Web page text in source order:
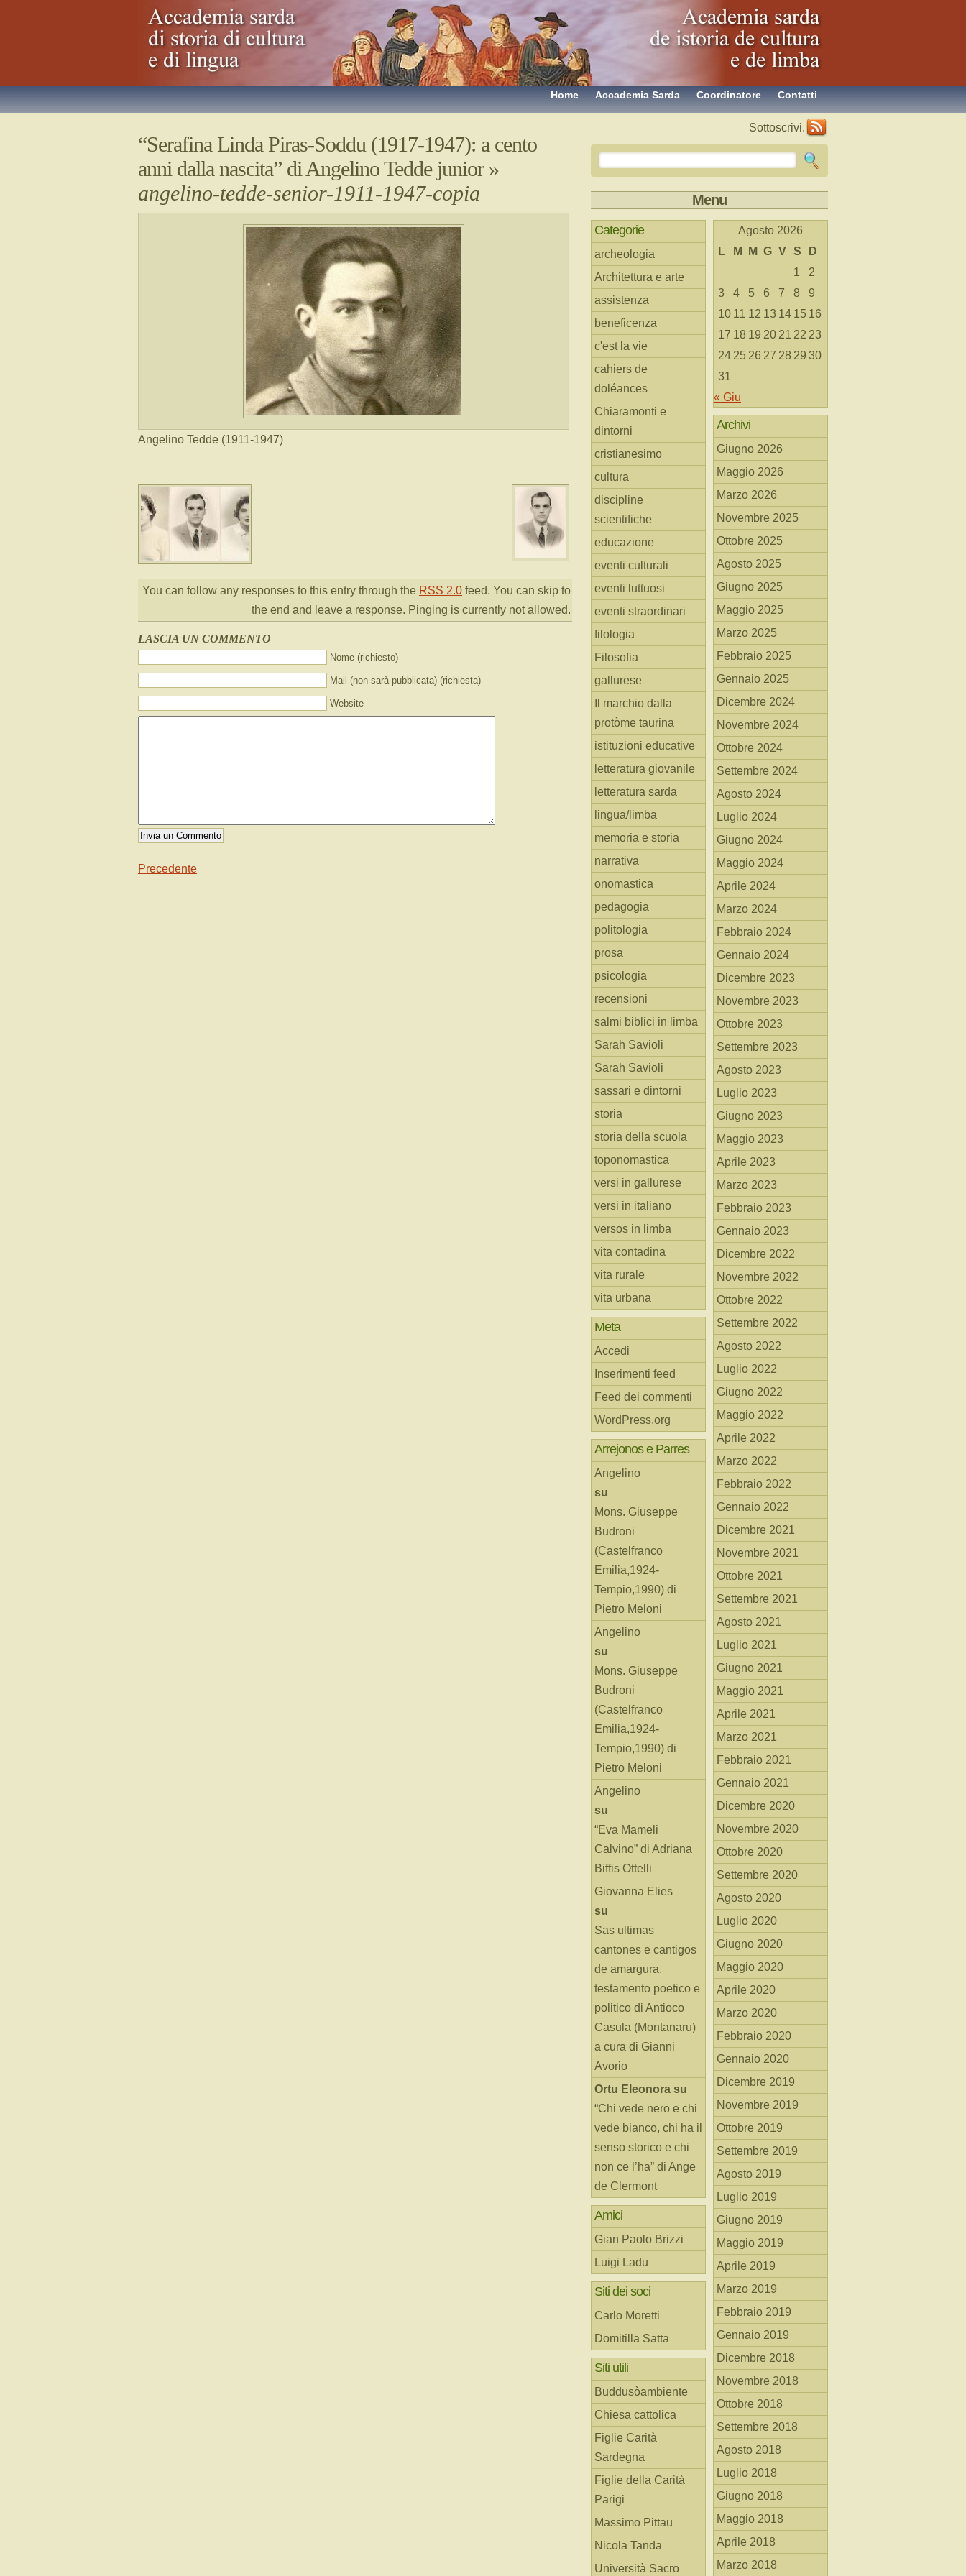
Contatti
Coordinatore
Accademia Sarda
Home
“Serafina Linda Piras-Soddu (1917-1947): a cento
anni dalla nascita” di Angelino Tedde junior»
angelino-tedde-senior-1911-1947-copia
Angelino Tedde (1911-1947)
You can follow any responses to this entry through the RSS 2.0 feed. You can skip to
the end and leave a response. Pinging is currently not allowed.
LASCIA UN COMMENTO
Nome (richiesto)
Mail (non sarà pubblicata) (richiesta)
Website
Precedente
Sottoscrivi.
Menu
Categorie
archeologia
Architettura e arte
assistenza
beneficenza
c'est la vie
cahiers de
doléances
Chiaramonti e
dintorni
cristianesimo
cultura
discipline
scientifiche
educazione
eventi culturali
eventi luttuosi
eventi straordinari
filologia
Filosofia
gallurese
Il marchio dalla
protòme taurina
istituzioni educative
letteratura giovanile
letteratura sarda
lingua/limba
memoria e storia
narrativa
onomastica
pedagogia
politologia
prosa
psicologia
recensioni
salmi biblici in limba
Sarah Savioli
Sarah Savioli
sassari e dintorni
storia
storia della scuola
toponomastica
versi in gallurese
versi in italiano
versos in limba
vita contadina
vita rurale
vita urbana
Meta
Accedi
Inserimenti feed
Feed dei commenti
WordPress.org
Arrejonos e Parres
Angelino
su
Mons. Giuseppe
Budroni
(Castelfranco
Emilia,1924-
Tempio,1990) di
Pietro Meloni
Angelino
su
Mons. Giuseppe
Budroni
(Castelfranco
Emilia,1924-
Tempio,1990) di
Pietro Meloni
Angelino
su
“Eva Mameli
Calvino” di Adriana
Biffis Ottelli
Giovanna Elies
su
Sas ultimas
cantones e cantigos
de amargura,
testamento poetico e
politico di Antioco
Casula (Montanaru)
a cura di Gianni
Avorio
Ortu Eleonora su
“Chi vede nero e chi
vede bianco, chi ha il
senso storico e chi
non ce l’ha” di Ange
de Clermont
Amici
Gian Paolo Brizzi
Luigi Ladu
Siti dei soci
Carlo Moretti
Domitilla Satta
Siti utili
Buddusòambiente
Chiesa cattolica
Figlie Carità
Sardegna
Figlie della Carità
Parigi
Massimo Pittau
Nicola Tanda
Università Sacro
Agosto 2026
L
M M G V S
D
1
2
3
4 5 6 7 8
9
10 11 12 13 14 15 16
17 18 19 20 21 22 23
24 25 26 27 28 29 30
31
« Giu
Archivi
Giugno 2026
Maggio 2026
Marzo 2026
Novembre 2025
Ottobre 2025
Agosto 2025
Giugno 2025
Maggio 2025
Marzo 2025
Febbraio 2025
Gennaio 2025
Dicembre 2024
Novembre 2024
Ottobre 2024
Settembre 2024
Agosto 2024
Luglio 2024
Giugno 2024
Maggio 2024
Aprile 2024
Marzo 2024
Febbraio 2024
Gennaio 2024
Dicembre 2023
Novembre 2023
Ottobre 2023
Settembre 2023
Agosto 2023
Luglio 2023
Giugno 2023
Maggio 2023
Aprile 2023
Marzo 2023
Febbraio 2023
Gennaio 2023
Dicembre 2022
Novembre 2022
Ottobre 2022
Settembre 2022
Agosto 2022
Luglio 2022
Giugno 2022
Maggio 2022
Aprile 2022
Marzo 2022
Febbraio 2022
Gennaio 2022
Dicembre 2021
Novembre 2021
Ottobre 2021
Settembre 2021
Agosto 2021
Luglio 2021
Giugno 2021
Maggio 2021
Aprile 2021
Marzo 2021
Febbraio 2021
Gennaio 2021
Dicembre 2020
Novembre 2020
Ottobre 2020
Settembre 2020
Agosto 2020
Luglio 2020
Giugno 2020
Maggio 2020
Aprile 2020
Marzo 2020
Febbraio 2020
Gennaio 2020
Dicembre 2019
Novembre 2019
Ottobre 2019
Settembre 2019
Agosto 2019
Luglio 2019
Giugno 2019
Maggio 2019
Aprile 2019
Marzo 2019
Febbraio 2019
Gennaio 2019
Dicembre 2018
Novembre 2018
Ottobre 2018
Settembre 2018
Agosto 2018
Luglio 2018
Giugno 2018
Maggio 2018
Aprile 2018
Marzo 2018